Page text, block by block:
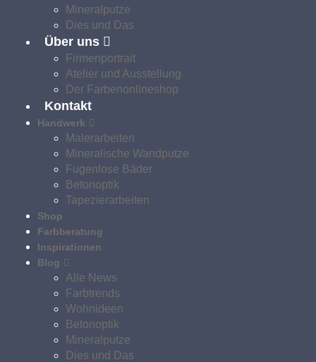
Mineralputze
Dies und Das
Über uns
Firmenportrait
Atelier und Ausstellung
Der Farbenonlineshop
Kontakt
Handwerk
Malerarbeiten
Mineralische Wandputze
Fugenlose Bäder
Betonoptik
Tapezierarbeiten
Shop
Farbberatung
Inspirationen
Blog
Alle News
Farbtrends
Wohnideen
Betonoptik
Mineralputze
Dies und Das
Die wirklich wunderschöne Zeitschrift „Landlust“ kennen
wahrscheinlich die meisten von Ihnen. Seit einiger Zeit
gibt es nun auch den Ableger „Landlust Zuhaus“ und vor
kurzem sprach mich eine Redakteurin an, ob ich als
Farbexpertin sie bei einem Beitrag zum Thema „Farbig